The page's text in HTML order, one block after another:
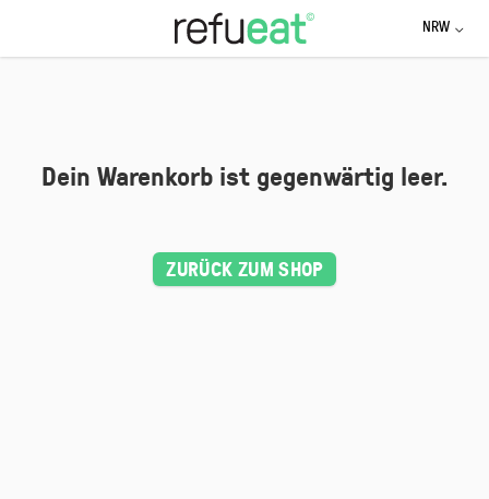
springen
NRW
Dein Warenkorb ist gegenwärtig leer.
ZURÜCK ZUM SHOP